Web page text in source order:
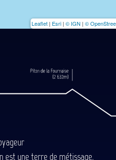
Leaflet | Esri | © IGN | ©
est une terre de métissage.